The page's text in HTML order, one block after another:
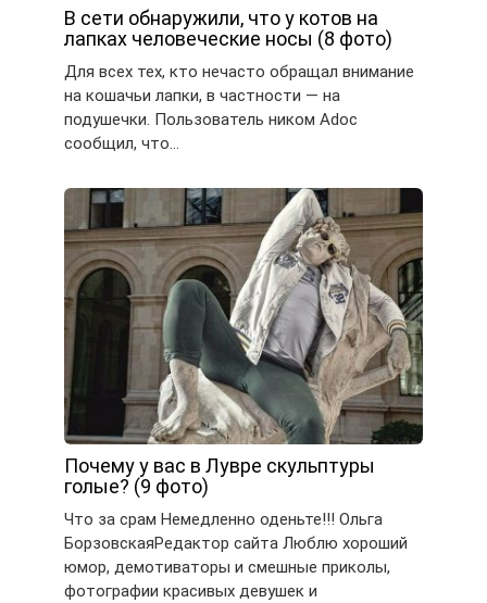
В сети обнаружили, что у котов на
лапках человеческие носы (8 фото)
Для всех тех, кто нечасто обращал внимание
на кошачьи лапки, в частности — на
подушечки. Пользователь ником Adoc
сообщил, что…
Почемy у вac в Лувре скульптуры
голые? (9 фото)
Что за срам Немедленно оденьте!!! Ольга
БорзовскаяРедактор сайта Люблю хороший
юмор, демотиваторы и смешные приколы,
фотографии красивых девушек и